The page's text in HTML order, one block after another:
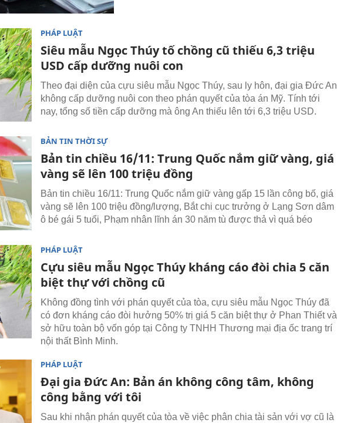
PHÁP LUẬT
Siêu mẫu Ngọc Thúy tố chồng cũ thiếu 6,3 triệu
USD cấp dưỡng nuôi con
Theo đại diện của cựu siêu mẫu Ngọc Thúy, sau ly hôn, đại gia Đức An
không cấp dưỡng nuôi con theo phán quyết của tòa án Mỹ. Tính tới
nay, tổng số tiền cấp dưỡng mà ông An thiếu lên tới 6,3 triệu USD.
BẢN TIN THỜI SỰ
Bản tin chiều 16/11: Trung Quốc nắm giữ vàng, giá
vàng sẽ lên 100 triệu đồng
Bản tin chiều 16/11: Trung Quốc nắm giữ vàng gấp 15 lần công bố, giá
vàng sẽ lên 100 triệu đồng/lượng, Bắt chi cục trưởng ở Lạng Sơn dâm
ô bé gái 5 tuổi, Phạm nhân lĩnh án 30 năm tù được thả vì quá béo
PHÁP LUẬT
Cựu siêu mẫu Ngọc Thúy kháng cáo đòi chia 5 căn
biệt thự với chồng cũ
Không đồng tình với phán quyết của tòa, cựu siêu mẫu Ngọc Thúy đã
có đơn kháng cáo đòi hưởng 50% trị giá 5 căn biệt thự ở Phan Thiết và
sở hữu toàn bộ vốn góp tại Công ty TNHH Thương mại địa ốc trang trí
nội thất Bình Minh.
PHÁP LUẬT
Đại gia Đức An: Bản án không công tâm, không
công bằng với tôi
Sau khi nhận phán quyết của tòa về việc phân chia tài sản với vợ cũ là